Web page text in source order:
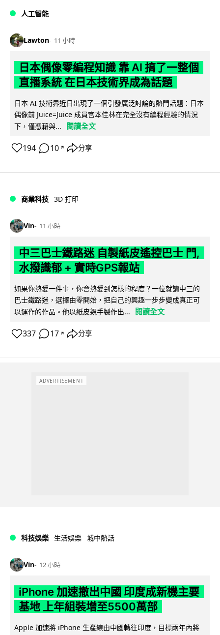
人工智能
Lawton 11 小時
日本偶像零編程知識 靠 AI 搞了一整個
直播系統 在日本技術界成為話題
日本 AI 技術界近日出現了一個引發廣泛討論的熱門話題：日本
偶像前 Juice=Juice 成員宮本佳林在完全沒有編程經驗的情況
下，僅憑藉與...
閱讀全文
194 10 ↗ 分享
商業科技 3D 打印
Vin 11 小時
中三巴士鐵路迷 自製紙皮遙控巴士 門,
水撥識郁 + 實時GPS報站
如果你熱愛一件事，你會熱愛到怎樣的程度？一位就讀中三的
巴士鐵路迷，選擇由零開始，把自己的興趣一步步變成真正可
以運作的作品。他以紙皮親手製作出...
閱讀全文
337 17 ↗ 分享
ADVERTISEMENT
科技娛樂 生活娛樂 城中熱話
Vin 12 小時
iPhone 加速撤出中國 印度成新機主要
基地 上年組裝增至5500萬部
Apple 加速將 iPhone 生產線由中國轉往印度，目標兩年內將